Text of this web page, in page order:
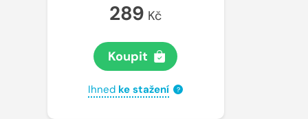
289 Kč
Koupit
Ihned ke stažení ?